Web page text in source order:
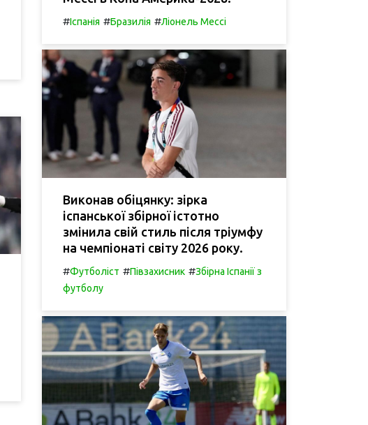
#Іспанія #Бразилія #Ліонель Мессі
Виконав обіцянку: зірка
іспанської збірної істотно
змінила свій стиль після тріумфу
на чемпіонаті світу 2026 року.
#Футболіст #Півзахисник #Збірна Іспанії з
футболу